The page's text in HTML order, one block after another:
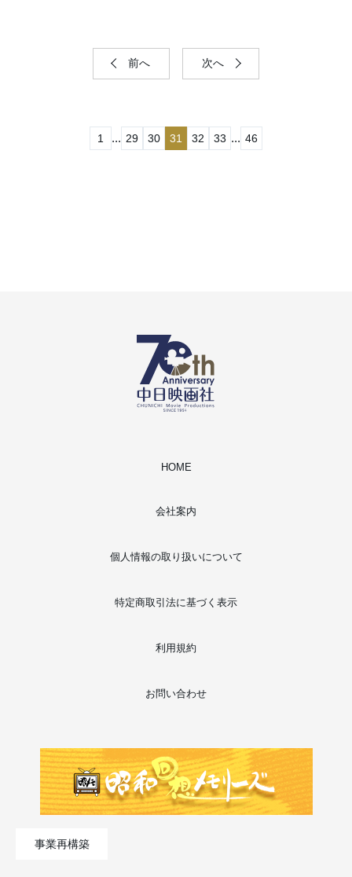
前へ 次へ
1 ... 29 30 31 32 33 ... 46
HOME
会社案内
個人情報の取り扱いについて
特定商取引法に基づく表示
利用規約
お問い合わせ
事業再構築